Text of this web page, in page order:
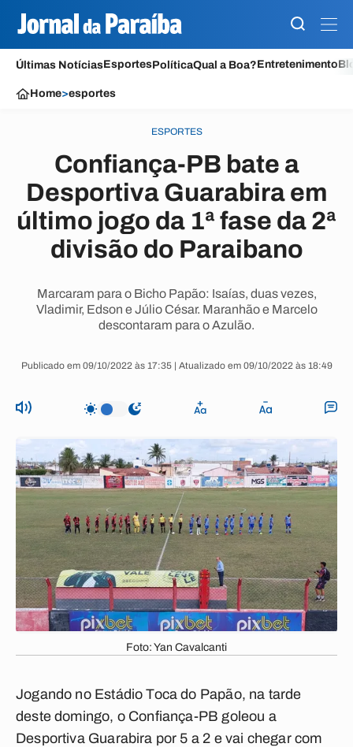
Últimas NotíciasEsportesPolíticaQual a Boa?Entretenimento
Home>esportes
ESPORTES
Confiança-PB bate a
Desportiva Guarabira em
último jogo da 1ª fase da 2ª
divisão do Paraibano
Marcaram para o Bicho Papão: Isaías, duas vezes,
Vladimir, Edson e Júlio César. Maranhão e Marcelo
descontaram para o Azulão.
Publicado em 09/10/2022 às 17:35 | Atualizado em 09/10/2022 às 18:49
Foto: Yan Cavalcanti
Jogando no Estádio Toca do Papão, na tarde
deste domingo, o Confiança-PB goleou a
Desportiva Guarabira por 5 a 2 e vai chegar com